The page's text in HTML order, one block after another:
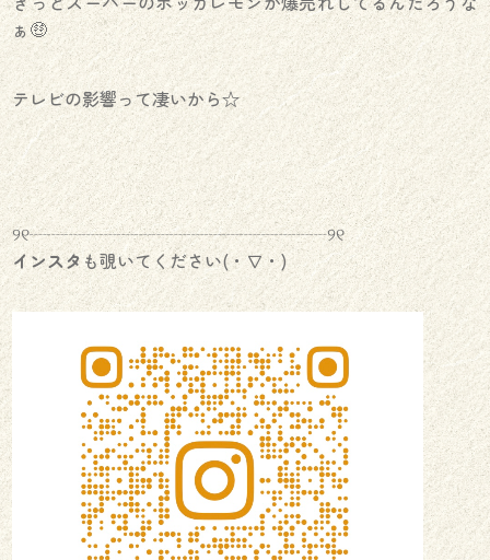
ぁ🤑
テレビの影響って凄いから☆
୨୧┈┈┈┈┈┈┈┈┈┈┈┈┈┈┈┈┈୨୧
インスタも覗いてください(・∇・)